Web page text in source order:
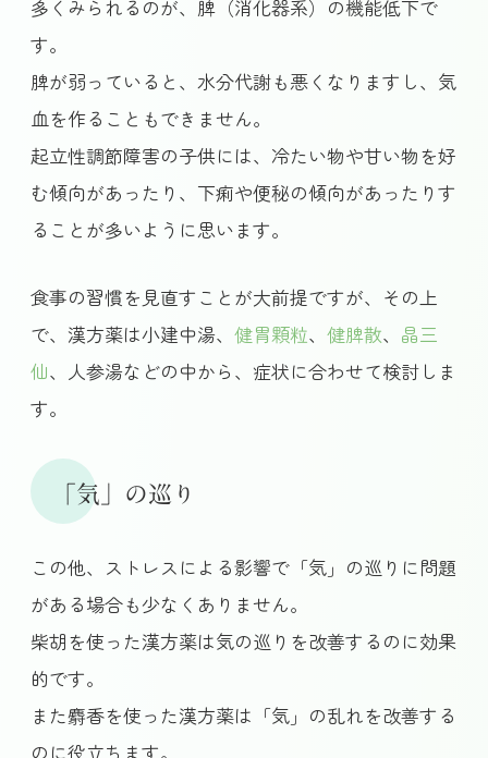
多くみられるのが、脾（消化器系）の機能低下で
す。
脾が弱っていると、水分代謝も悪くなりますし、気
血を作ることもできません。
起立性調節障害の子供には、冷たい物や甘い物を好
む傾向があったり、下痢や便秘の傾向があったりす
ることが多いように思います。
食事の習慣を見直すことが大前提ですが、その上
で、漢方薬は小建中湯、健胃顆粒、健脾散、 晶三
仙、人参湯などの中から、症状に合わせて検討しま
す。
「気」の巡り
この他、ストレスによる影響で「気」の巡りに問題
がある場合も少なくありません。
柴胡を使った漢方薬は気の巡りを改善するのに効果
的です。
また麝香を使った漢方薬は「気」の乱れを改善する
のに役立ちます。